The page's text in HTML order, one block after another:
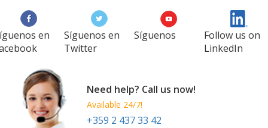
en
Síguenos en
Twitter
Síguenos
Follow us on
LinkedIn
Need help? Call us now!
Available 24/7!
+359 2 437 33 42